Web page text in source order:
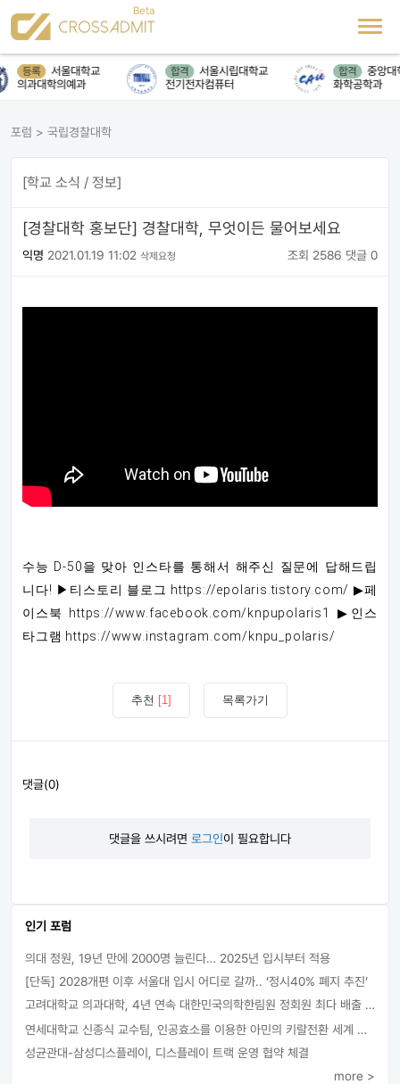
등록
서울대학교
의과대학의예과
합격
서울시립대학교
전기전자컴퓨터
합격
중앙대
화학공학과
포럼 > 국립경찰대학
[학교 소식 / 정보]
[경찰대학 홍보단] 경찰대학, 무엇이든 물어보세요
익명 2021.01.19 11:02 삭제요청 조회 2586 댓글 0
수능 D-50을 맞아 인스타를 통해서 해주신 질문에 답해드립
니다! ▶티스토리 블로그 https://epolaris.tistory.com/ ▶페
이스북 https://www.facebook.com/knpupolaris1 ▶인스
타그램 https://www.instagram.com/knpu_polaris/
추천 [1] 목록가기
댓글(0)
댓글을 쓰시려면 로그인이 필요합니다
인기 포럼
의대 정원, 19년 만에 2000명 늘린다… 2025년 입시부터 적용
[단독] 2028개편 이후 서울대 입시 어디로 갈까.. ‘정시40% 폐지 추진’
고려대학교 의과대학, 4년 연속 대한민국의학한림원 정회원 최다 배출 外
연세대학교 신종식 교수팀, 인공효소를 이용한 아민의 키랄전환 세계 최초로 성공
성균관대-삼성디스플레이, 디스플레이 트랙 운영 협약 체결
more >